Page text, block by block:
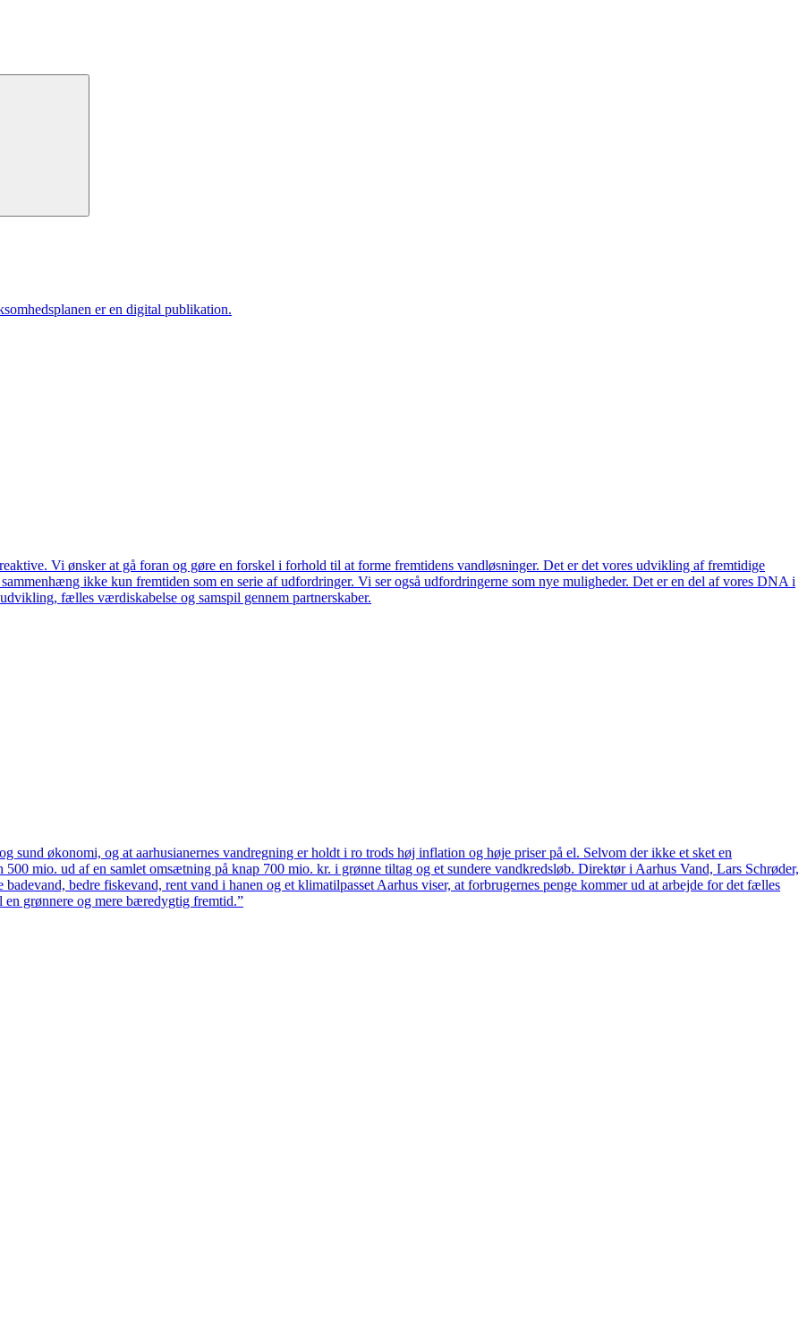
er en digital publikation.
Vi ønsker at gå foran og gøre en forskel i forhold til at forme fremtidens vandløsninger. Det er det vores udvikling af fremtidige
ikke kun fremtiden som en serie af udfordringer. Vi ser også udfordringerne som nye muligheder. Det er en del af vores DNA i
fælles værdiskabelse og samspil gennem partnerskaber.
sund økonomi, og at aarhusianernes vandregning er holdt i ro trods høj inflation og høje priser på el. Selvom der ikke et sket en
mio. ud af en samlet omsætning på knap 700 mio. kr. i grønne tiltag og et sundere vandkredsløb. Direktør i Aarhus Vand, Lars Schrøder,
bedre fiskevand, rent vand i hanen og et klimatilpasset Aarhus viser, at forbrugernes penge kommer ud at arbejde for det fælles
grønnere og mere bæredygtig fremtid.”